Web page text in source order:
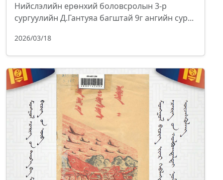
Нийслэлийн ерөнхий боловсролын 3-р
сургуулийн Д.Гантуяа багштай 9г ангийн сур...
2026/03/18